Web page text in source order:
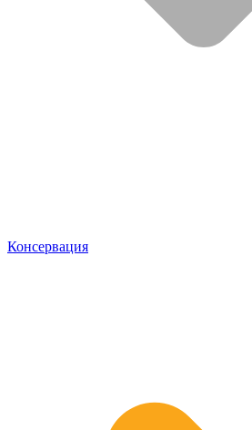
Консервация